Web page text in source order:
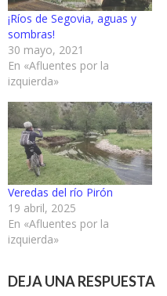
¡Ríos de Segovia, aguas y
sombras!
30 mayo, 2021
En «Afluentes por la
izquierda»
Veredas del río Pirón
19 abril, 2025
En «Afluentes por la
izquierda»
DEJA UNA RESPUESTA